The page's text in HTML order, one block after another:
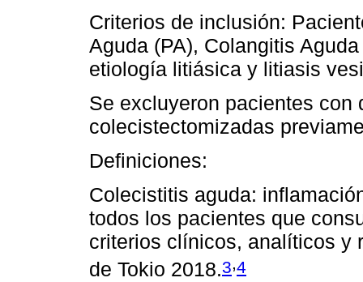
Criterios de inclusión:
Aguda (PA), Colangitis
etiología litiásica y litiasis
Se excluyeron pacientes
colecistectomizadas
Definiciones:
Colecistitis aguda:
todos los pacientes que
criterios clínicos, analíticos y
de Tokio 2018.3,4